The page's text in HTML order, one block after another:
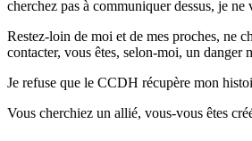
cherchez pas à communiquer dessus, je ne
Restez-loin de moi et de mes proches, ne
contacter, vous êtes, selon-moi, un danger
Je refuse que le CCDH récupère mon
Vous cherchiez un allié, vous-vous êtes